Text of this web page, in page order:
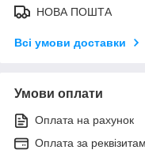
НОВА ПОШТА
Всі умови доставки
Умови оплати
Оплата на рахунок
Оплата за